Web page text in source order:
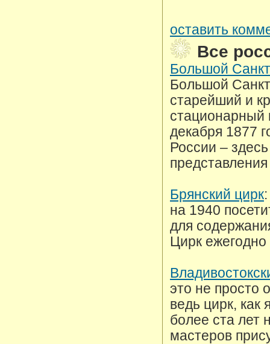
оставить
Все
Большой
Большой
старейший и
стационарный
декабря 1877
России –
Брянский цирк
на 1940
для
Цирк
это не просто
ведь цирк, как
более ста лет
мастеров